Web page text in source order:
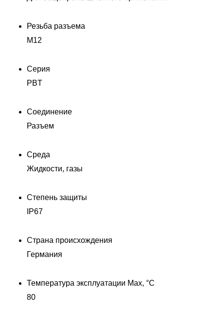
Резьба разъема
M12
Серия
PBT
Соединение
Разъем
Среда
Жидкости, газы
Степень защиты
IP67
Страна происхождения
Германия
Температура эксплуатации Max, °C
80